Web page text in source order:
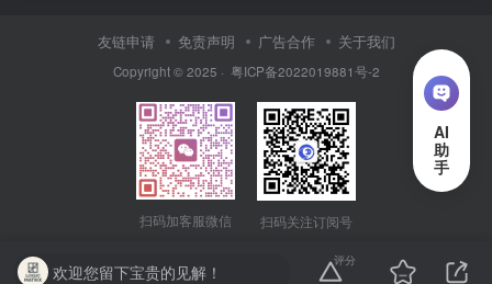
友链申请 免责声明 广告合作 关于我们
Copyright © 2025 · 粤ICP备2022019881号-2
扫码加客服微信 扫码关注订阅号
欢迎您留下宝贵的见解！
评分